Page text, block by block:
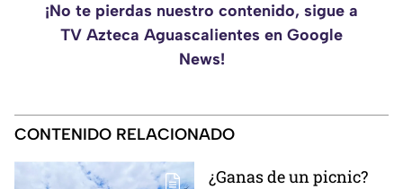
¡No te pierdas nuestro contenido, sigue a
TV Azteca Aguascalientes en Google
News!
CONTENIDO RELACIONADO
¿Ganas de un picnic?